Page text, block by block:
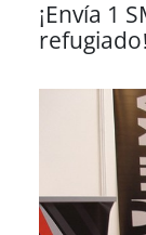
¡Envía 1
refugiado!